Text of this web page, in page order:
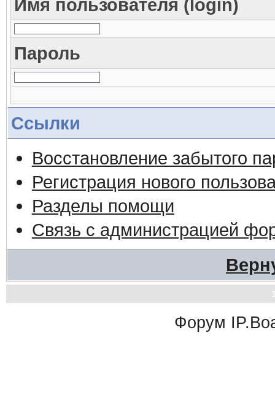
Имя пользователя (login)
Пароль
Ссылки
Восстановление забытого
Регистрация нового
Разделы помощи
Связь с администрацией
Форум